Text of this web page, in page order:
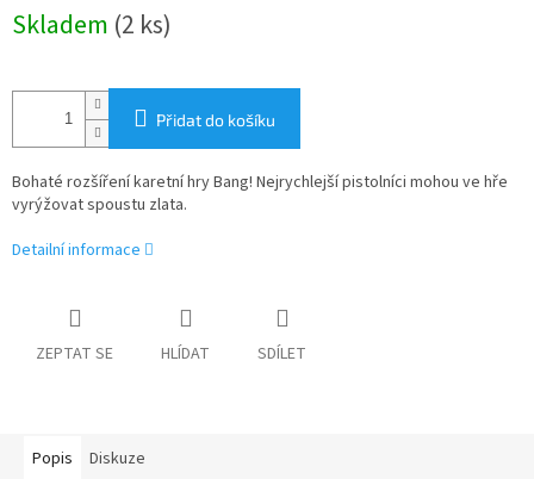
cena:
Skladem (2 ks)
Přidat do košíku
Bohaté rozšíření karetní hry Bang! Nejrychlejší pistolníci mohou ve hře
vyrýžovat spoustu zlata.
Detailní informace
ZEPTAT SE HLÍDAT SDÍLET
Popis Diskuze